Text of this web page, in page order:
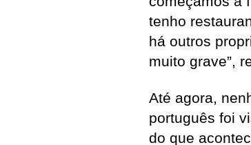
tenho
há outros
muito grave”,
Até agora,
português foi
do que